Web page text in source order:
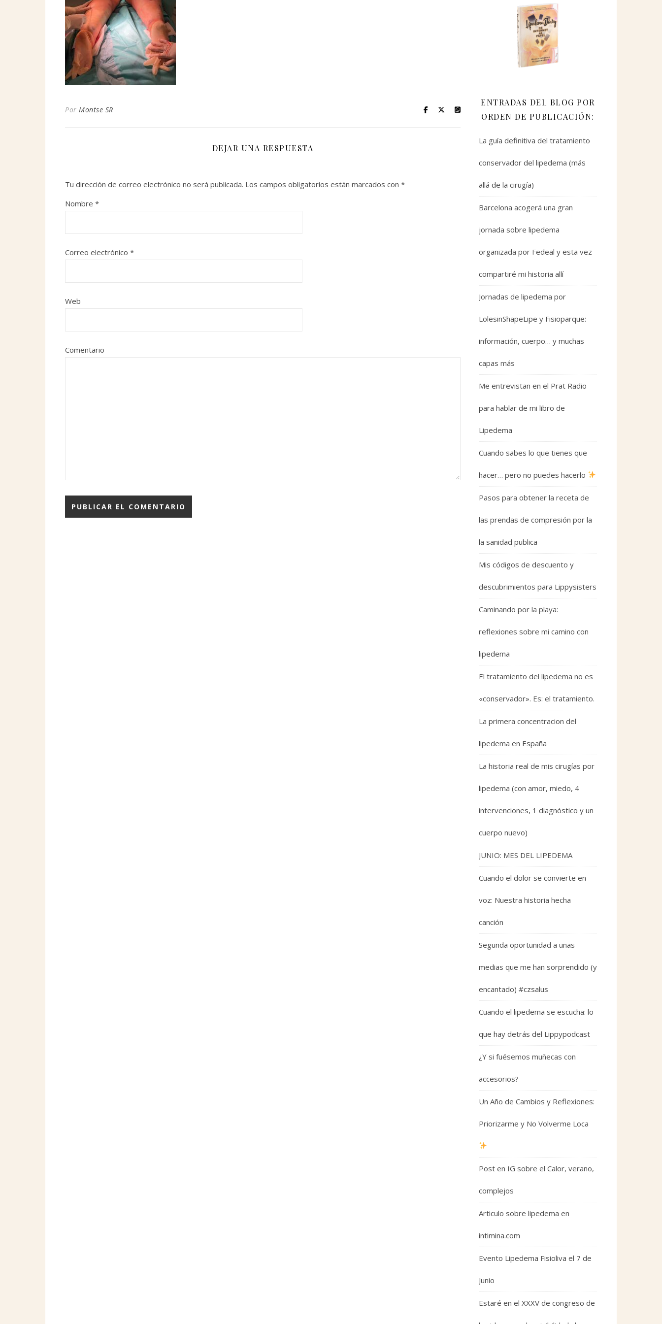
Por Montse SR
DEJAR UNA RESPUESTA
Tu dirección de correo electrónico no será publicada. Los campos obligatorios están marcados con *
Nombre *
Correo electrónico *
Web
Comentario
ENTRADAS DEL BLOG POR
ORDEN DE PUBLICACIÓN:
La guía definitiva del tratamiento
conservador del lipedema (más
allá de la cirugía)
Barcelona acogerá una gran
jornada sobre lipedema
organizada por Fedeal y esta vez
compartiré mi historia allí
Jornadas de lipedema por
LolesinShapeLipe y Fisioparque:
información, cuerpo… y muchas
capas más
Me entrevistan en el Prat Radio
para hablar de mi libro de
Lipedema
Cuando sabes lo que tienes que
hacer… pero no puedes hacerlo
Pasos para obtener la receta de
las prendas de compresión por la
la sanidad publica
Mis códigos de descuento y
descubrimientos para Lippysisters
Caminando por la playa:
reflexiones sobre mi camino con
lipedema
El tratamiento del lipedema no es
«conservador». Es: el tratamiento.
La primera concentracion del
lipedema en España
La historia real de mis cirugías por
lipedema (con amor, miedo, 4
intervenciones, 1 diagnóstico y un
cuerpo nuevo)
JUNIO: MES DEL LIPEDEMA
Cuando el dolor se convierte en
voz: Nuestra historia hecha
canción
Segunda oportunidad a unas
medias que me han sorprendido (y
encantado) #czsalus
Cuando el lipedema se escucha: lo
que hay detrás del Lippypodcast
¿Y si fuésemos muñecas con
accesorios?
Un Año de Cambios y Reflexiones:
Priorizarme y No Volverme Loca
Post en IG sobre el Calor, verano,
complejos
Articulo sobre lipedema en
intimina.com
Evento Lipedema Fisioliva el 7 de
Junio
Estaré en el XXXV de congreso de